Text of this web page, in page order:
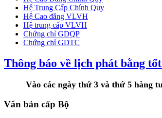
Hệ Trung Cấp Chính Quy
Hệ Cao đẳng VLVH
Hệ trung cấp VLVH
Chứng chỉ GDQP
Chứng chỉ GDTC
Thông báo về lịch phát bằng
Vào các ngày thứ 3 và thứ 5 hàng
Văn bản cấp Bộ